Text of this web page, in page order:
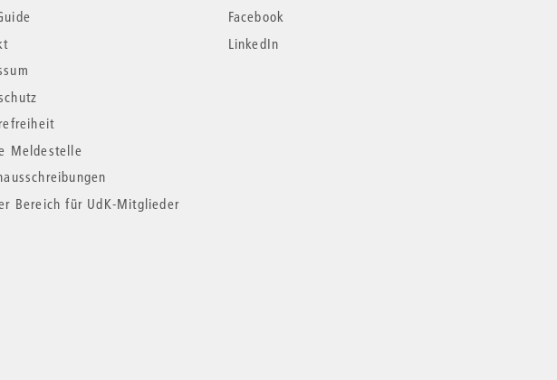
Meldestelle
Bereich für UdK-Mitglieder
Facebook
LinkedIn